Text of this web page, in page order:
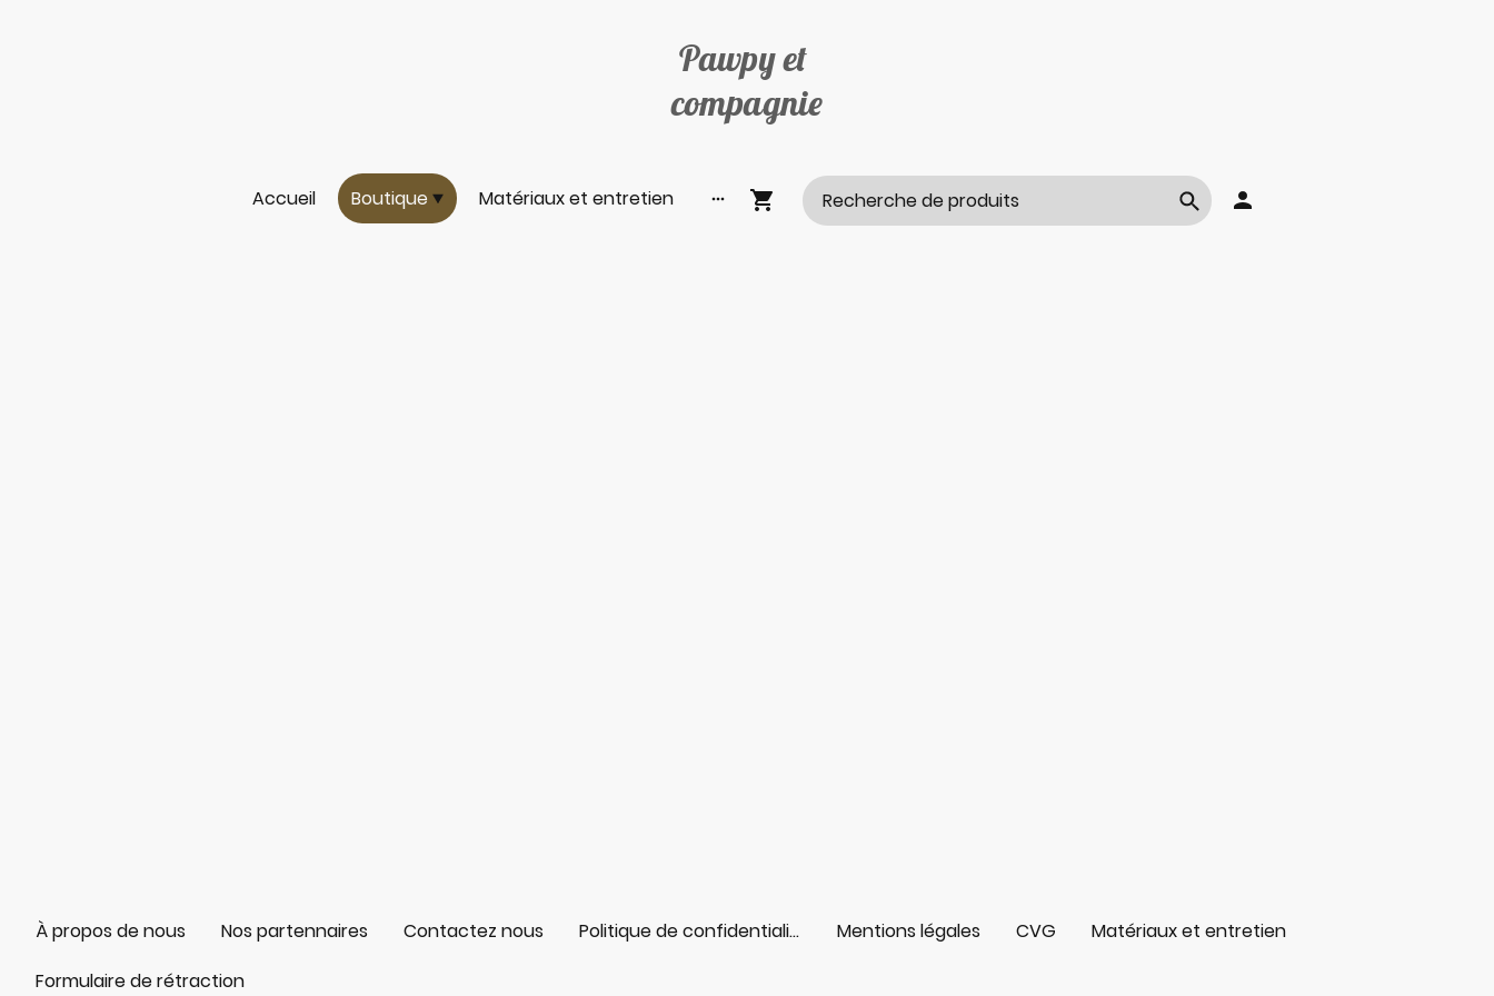
Pawpy et
compagnie
Accueil Boutique Matériaux et entretien
À propos de nous Nos partennaires Contactez nous Politique de confidentialité Mentions légales CVG
Matériaux et entretien
Formulaire de rétraction